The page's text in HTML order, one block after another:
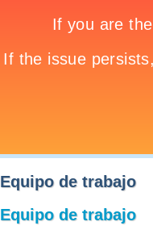
Equipo de trabajo
Equipo de trabajo